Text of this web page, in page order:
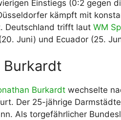
Einstiegs (0:2 gegen
kämpft mit
Deutschland trifft laut WM
Juni) und Ecuador (25.
Burkardt
Burkardt wechselte
Der 25-jährige
Als torgefährlicher